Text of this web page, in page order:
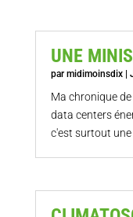
UNE
par midimoinsdix|
Ma chronique
data centers
c'est surtout une